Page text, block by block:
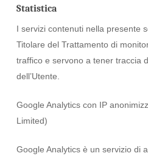
Statistica
I servizi contenuti nella presente
Titolare del Trattamento di
traffico e servono a tener traccia
dell’Utente.
Google Analytics con IP
Limited)
Google Analytics è un servizio di